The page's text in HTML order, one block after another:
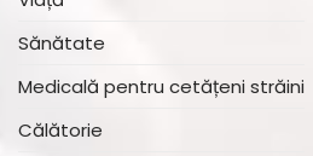
Sănătate
Medicală pentru cetățeni străini
Călătorie